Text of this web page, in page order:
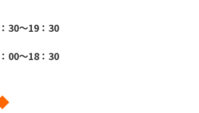
30～19：30
00～18：30